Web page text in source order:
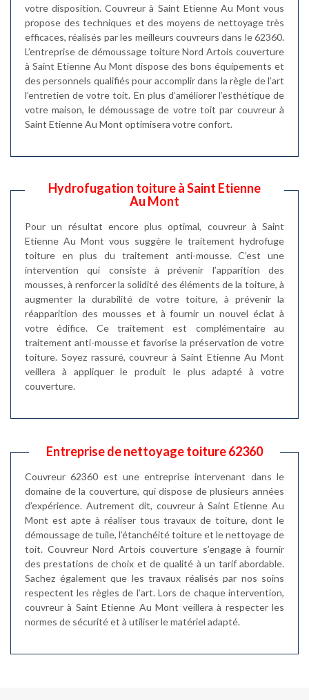
votre disposition. Couvreur à Saint Etienne Au Mont vous
propose des techniques et des moyens de nettoyage très
efficaces, réalisés par les meilleurs couvreurs dans le 62360.
L’entreprise de démoussage toiture Nord Artois couverture
à Saint Etienne Au Mont dispose des bons équipements et
des personnels qualifiés pour accomplir dans la règle de l’art
l’entretien de votre toit. En plus d’améliorer l’esthétique de
votre maison, le démoussage de votre toit par couvreur à
Saint Etienne Au Mont optimisera votre confort.
Hydrofugation toiture à Saint Etienne
Au Mont
Pour un résultat encore plus optimal, couvreur à Saint
Etienne Au Mont vous suggère le traitement hydrofuge
toiture en plus du traitement anti-mousse. C’est une
intervention qui consiste à prévenir l’apparition des
mousses, à renforcer la solidité des éléments de la toiture, à
augmenter la durabilité de votre toiture, à prévenir la
réapparition des mousses et à fournir un nouvel éclat à
votre édifice. Ce traitement est complémentaire au
traitement anti-mousse et favorise la préservation de votre
toiture. Soyez rassuré, couvreur à Saint Etienne Au Mont
veillera à appliquer le produit le plus adapté à votre
couverture.
Entreprise de nettoyage toiture 62360
Couvreur 62360 est une entreprise intervenant dans le
domaine de la couverture, qui dispose de plusieurs années
d’expérience. Autrement dit, couvreur à Saint Etienne Au
Mont est apte à réaliser tous travaux de toiture, dont le
démoussage de tuile, l’étanchéité toiture et le nettoyage de
toit. Couvreur Nord Artois couverture s’engage à fournir
des prestations de choix et de qualité à un tarif abordable.
Sachez également que les travaux réalisés par nos soins
respectent les règles de l’art. Lors de chaque intervention,
couvreur à Saint Etienne Au Mont veillera à respecter les
normes de sécurité et à utiliser le matériel adapté.